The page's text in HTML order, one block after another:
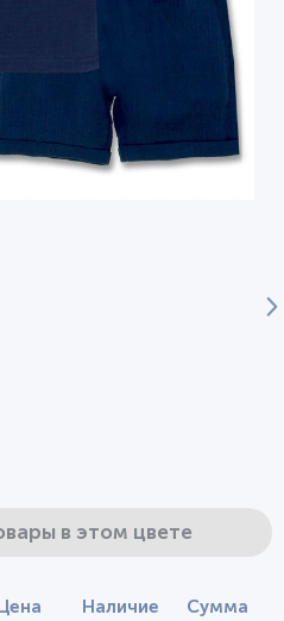
в этом цвете
Наличие Сумма